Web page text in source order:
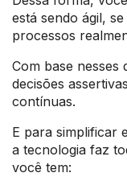
está sendo ágil,
processos
Com base nesses
decisões
contínuas.
E para simplificar
a tecnologia faz
você tem: